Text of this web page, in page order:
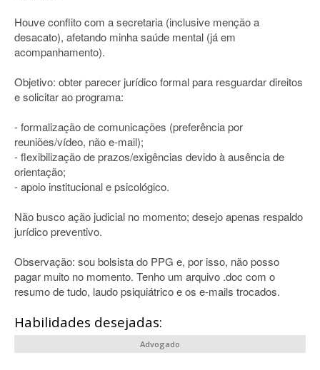
Houve conflito com a secretaria (inclusive menção a
desacato), afetando minha saúde mental (já em
acompanhamento).
Objetivo: obter parecer jurídico formal para resguardar direitos
e solicitar ao programa:
- formalização de comunicações (preferência por
reuniões/vídeo, não e-mail);
- flexibilização de prazos/exigências devido à ausência de
orientação;
- apoio institucional e psicológico.
Não busco ação judicial no momento; desejo apenas respaldo
jurídico preventivo.
Observação: sou bolsista do PPG e, por isso, não posso
pagar muito no momento. Tenho um arquivo .doc com o
resumo de tudo, laudo psiquiátrico e os e-mails trocados.
Habilidades desejadas:
Advogado